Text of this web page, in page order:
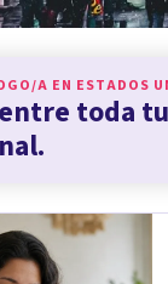
A EN ESTADOS
toda